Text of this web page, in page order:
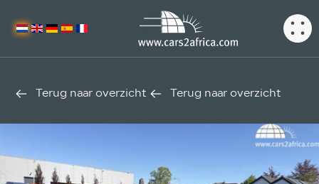
Terug naar overzicht Terug naar overzicht